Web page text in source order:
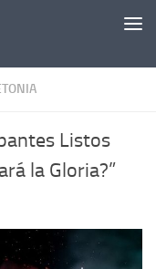
Listos
la Gloria?”